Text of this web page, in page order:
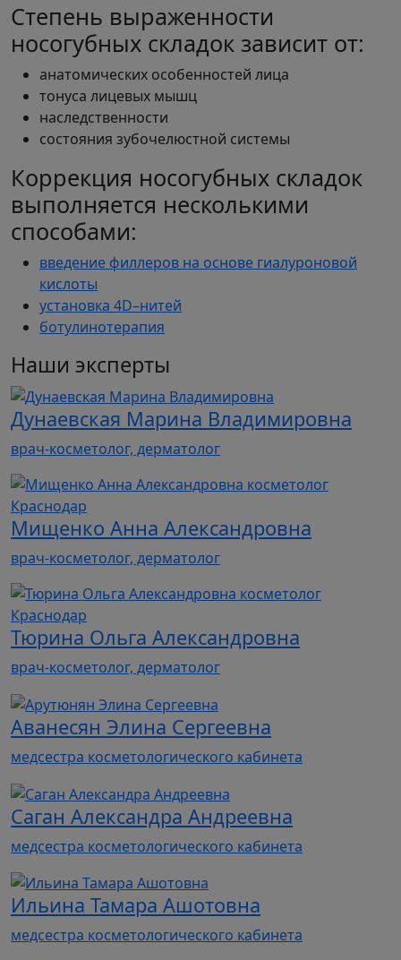
Степень выраженности
носогубных складок зависит от:
анатомических особенностей лица
тонуса лицевых мышц
наследственности
состояния зубочелюстной системы
Коррекция носогубных складок
выполняется несколькими
способами:
введение филлеров на основе гиалуроновой
кислоты
установка 4D–нитей
ботулинотерапия
Наши эксперты
Дунаевская Марина Владимировна
врач-косметолог, дерматолог
Мищенко Анна Александровна
врач-косметолог, дерматолог
Тюрина Ольга Александровна
врач-косметолог, дерматолог
Аванесян Элина Сергеевна
медсестра косметологического кабинета
Саган Александра Андреевна
медсестра косметологического кабинета
Ильина Тамара Ашотовна
медсестра косметологического кабинета